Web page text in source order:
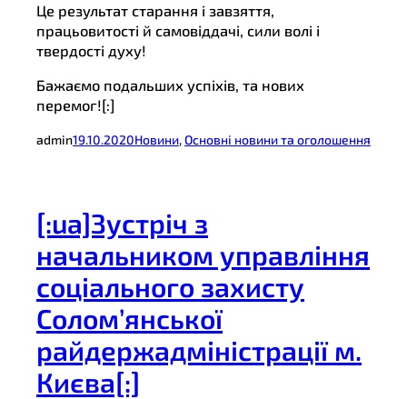
Це результат старання і завзяття,
працьовитості й самовіддачі, сили волі і
твердості духу!
Бажаємо подальших успіхів, та нових
перемог![:]
admin19.10.2020Новини, Основні новини та оголошення
[:ua]Зустріч з
начальником управління
соціального захисту
Солом’янської
райдержадміністрації м.
Києва[:]